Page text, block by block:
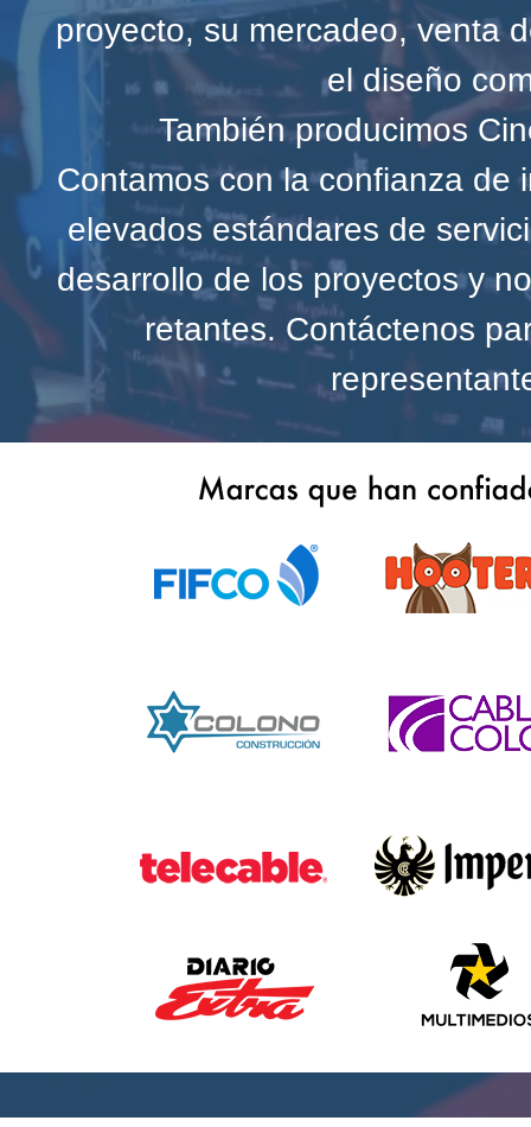
proyecto, su mercadeo, venta
el diseño
También producimos
Contamos con la confianza de
elevados estándares de
desarrollo de los proyectos y
retantes. Contáctenos